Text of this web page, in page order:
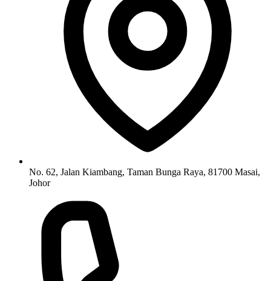
No. 62, Jalan Kiambang, Taman Bunga Raya, 81700 Masai,
Johor